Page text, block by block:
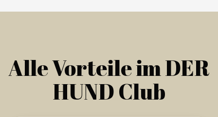
Alle Vorteile im DER
HUND Club